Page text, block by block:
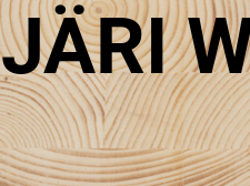
JÄRI